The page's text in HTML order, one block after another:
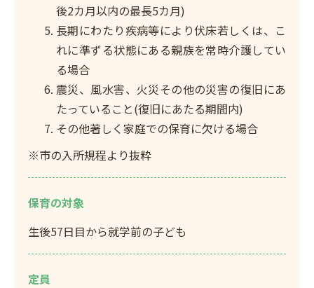
後2カ月以内の最長5カ月)
長期にわたり疾病等により伏床若しくは、こ
れに準ずる状態にある親族を常時介護してい
る場合
震災、風水害、火災その他の災害の復旧にあ
たっていること(復旧にあたる期間内)
その他著しく家庭での保育に欠ける場合
※市の入所規程より抜粋
保育の対象
生後57日目から就学前の子ども
定員